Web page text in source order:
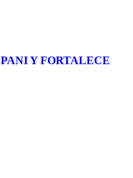
Y FORTALECE